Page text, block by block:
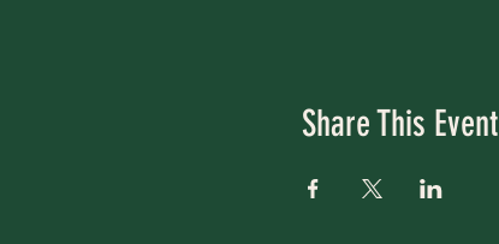
Share This Event